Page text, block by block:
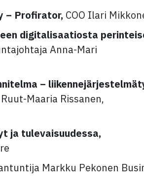
– Profirator, COO Ilari
digitalisaatiosta
Anna-Mari
–
Maaria Rissanen,
ja tulevaisuudessa,
Markku Pekonen